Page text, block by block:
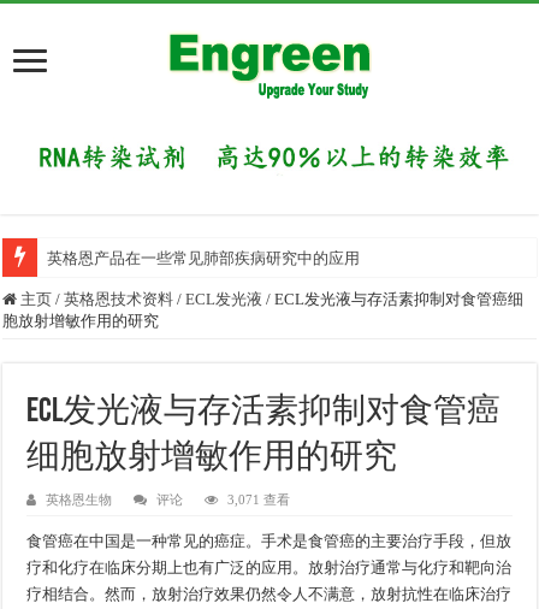
英格恩产品在一些常见肺部疾病研究中的应用
主页 / 英格恩技术资料 / ECL发光液 / ECL发光液与存活素抑制对食管癌细
胞放射增敏作用的研究
ECL发光液与存活素抑制对食管癌
细胞放射增敏作用的研究
英格恩生物 评论 3,071 查看
食管癌在中国是一种常见的癌症。手术是食管癌的主要治疗手段，但放
疗和化疗在临床分期上也有广泛的应用。放射治疗通常与化疗和靶向治
疗相结合。然而，放射治疗效果仍然令人不满意，放射抗性在临床治疗